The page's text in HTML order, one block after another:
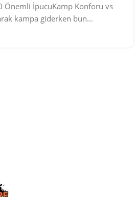
Önemli İpucuKamp Konforu vs
kampa giderken bun...